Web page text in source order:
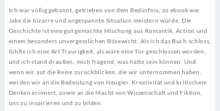
Ich war völlig gebannt, getrieben von dem Bedürfnis, zu ebook wie
Jake die bizarre und angespannte Situation meistern würde. Die
Geschichte ist eine gut gemachte Mischung aus Romantik, Action und
einem besonders unvergesslichen Bösewicht. Als ich das Buch schloss,
fühlte ich eine Art Traurigkeit, als wäre eine Tür geschlossen worden,
und ich stand draußen, mich fragend, was hätte sein können. Und
wenn wir auf die Reise zurückblicken, die wir unternommen haben,
werden wir an die Bedeutung von Neugier, Kreativität und kritischem
Denken erinnert, sowie an die Macht von Wissenschaft und Fiktion,
uns zu inspirieren und zu bilden.